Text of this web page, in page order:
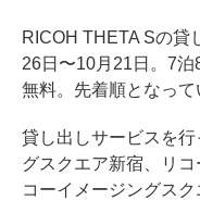
RICOH THETA Sの貸
26日〜10月21日。7
無料。先着順となって
貸し出しサービスを
グスクエア新宿、リ
コーイメージングスク